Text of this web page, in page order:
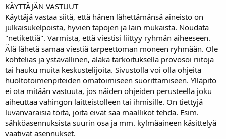
KÄYTTÄJÄN VASTUUT
Käyttäjä vastaa siitä, että hänen lähettämänsä aineisto on
julkaisukelpoista, hyvien tapojen ja lain mukaista. Noudata
"netikettiä". Varmista, että viestisi liittyy ryhmän aiheeseen.
Älä lähetä samaa viestiä tarpeettoman moneen ryhmään. Ole
kohtelias ja ystävällinen, äläkä tarkoituksella provosoi riitoja
tai hauku muita keskustelijoita. Sivustolla voi olla ohjeita
huoltotoimenpiteiden omatoimiseen suorittamiseen. Ylläpito
ei ota mitään vastuuta, jos näiden ohjeiden perusteella joku
aiheuttaa vahingon laitteistolleen tai ihmisille. On tiettyjä
luvanvaraisia töitä, joita eivät saa maallikot tehdä. Esim.
sähköasennuksista suurin osa ja mm. kylmäaineen käsittelyä
vaativat asennukset.